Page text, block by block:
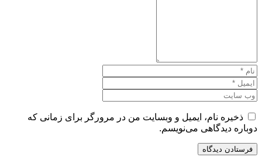
ذخیره نام، ایمیل و وبسایت من در مرورگر برای زمانی که
دوباره دیدگاهی می‌نویسم.